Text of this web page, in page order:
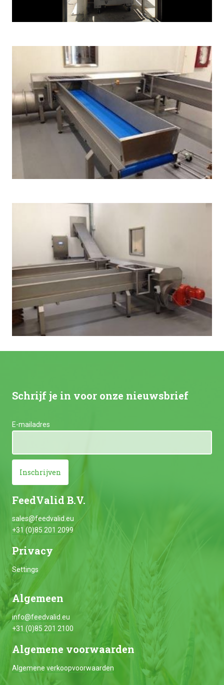
Schrijf je in voor onze nieuwsbrief
E-mailadres
Inschrijven
FeedValid B.V.
sales@feedvalid.eu
+31 (0)85 201 2099
Privacy
Settings
Algemeen
info@feedvalid.eu
+31 (0)85 201 2100
Algemene voorwaarden
Algemene verkoopvoorwaarden